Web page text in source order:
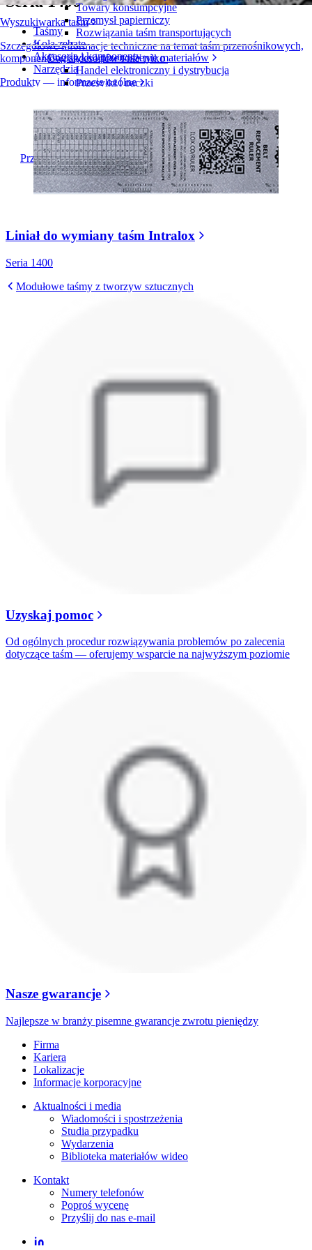
Wyszukiwarka taśm
Szczegółowe informacje techniczne na temat taśm przenośnikowych,
komponentów, akcesoriów i nie tylko
Produkty — informacje ogólne
Towary konsumpcyjne
Przemysł papierniczy
Rozwiązania taśm transportujących
Logistyka i przenoszenie materiałów
Handel elektroniczny i dystrybucja
Przesyłki i paczki
Opony
Przemysł motoryzacyjny
Akumulatory do pojazdów elektrycznych
Przemysł
Przegląd branż
Taśmy
Koła zębate
Akcesoria i komponenty
Narzędzia
Liniał do wymiany taśm Intralox
Seria 1400
Modułowe taśmy z tworzyw sztucznych
Uzyskaj pomoc
Od ogólnych procedur rozwiązywania problemów po zalecenia
dotyczące taśm — oferujemy wsparcie na najwyższym poziomie
Nasze gwarancje
Najlepsze w branży pisemne gwarancje zwrotu pieniędzy
Firma
Kariera
Lokalizacje
Informacje korporacyjne
Aktualności i media
Wiadomości i spostrzeżenia
Studia przypadku
Wydarzenia
Biblioteka materiałów wideo
Kontakt
Numery telefonów
Poproś wycenę
Przyślij do nas e-mail